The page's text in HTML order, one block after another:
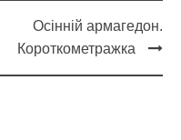
Осінній армагедон.
Короткометражка